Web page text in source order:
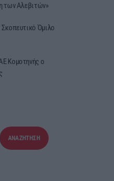
των Αλεβιτών»
Όμιλο
Κομοτηνής ο
ΑΝΑΖΉΤΗΣΗ